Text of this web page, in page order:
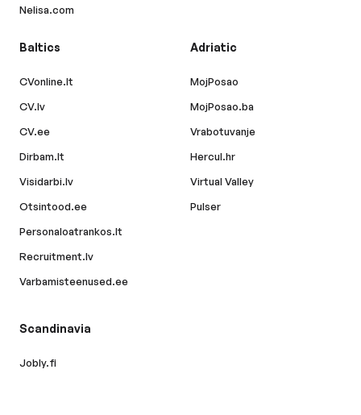
Nelisa.com
Baltics
CVonline.lt
CV.lv
CV.ee
Dirbam.lt
Visidarbi.lv
Otsintood.ee
Personaloatrankos.lt
Recruitment.lv
Varbamisteenused.ee
Adriatic
MojPosao
MojPosao.ba
Vrabotuvanje
Hercul.hr
Virtual Valley
Pulser
Scandinavia
Jobly.fi